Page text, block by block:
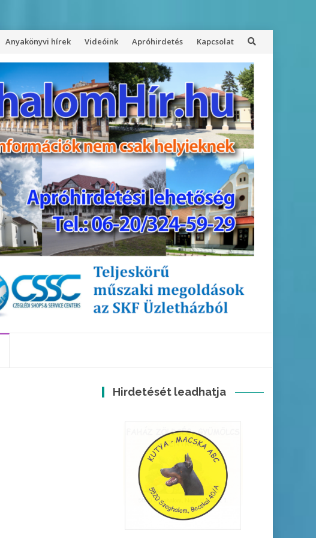
Anyakönyvi hírek Videóink Apróhirdetés Kapcsolat
Hirdetését leadhatja